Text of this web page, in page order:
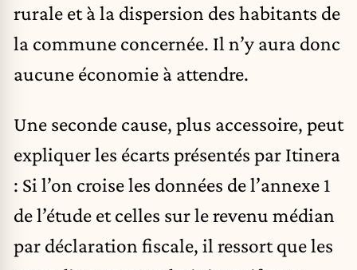
rurale et à la dispersion des habitants de
la commune concernée. Il n’y aura donc
aucune économie à attendre.
Une seconde cause, plus accessoire, peut
expliquer les écarts présentés par Itinera
: Si l’on croise les données de l’annexe 1
de l’étude et celles sur le revenu médian
par déclaration fiscale, il ressort que les